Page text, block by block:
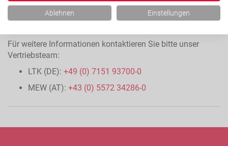
Für weitere Informationen kontaktieren Sie bitte unser
Vertriebsteam:
LTK (DE): +49 (0) 7151 93700-0
MEW (AT): +43 (0) 5572 34286-0
Ablehnen Einstellungen